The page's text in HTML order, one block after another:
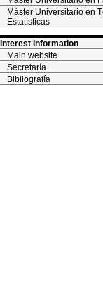
Máster Universitario en
Estatísticas
Interest Information
Main website
Secretaría
Bibliografía